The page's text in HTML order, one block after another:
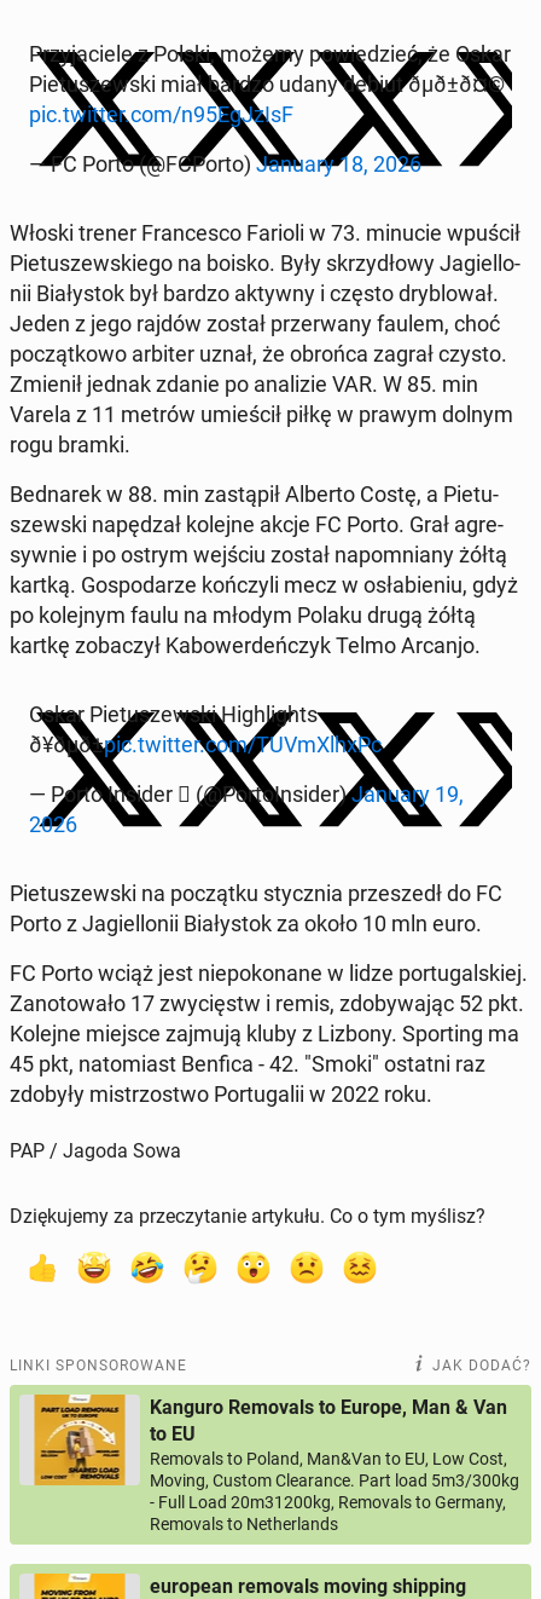
Przy­ja­cie­le z Polski, możemy po­wie­dzieć, że Oskar
Pie­tu­szew­ski miał bardzo udany debiut ðµð±ð¤©
pic.twitter.com/n95EgJzIsF
— FC Porto (@FCPorto)January 18, 2026
Włoski trener Fran­ce­sco Farioli w 73. minucie wpuścił
Pie­tu­szew­skie­go na boisko. Były skrzy­dło­wy Ja­giel­lo­
nii Bia­ły­stok był bardzo aktywny i często dry­blo­wał.
Jeden z jego rajdów został prze­rwa­ny faulem, choć
po­cząt­ko­wo arbiter uznał, że obrońca zagrał czysto.
Zmienił jednak zdanie po ana­li­zie VAR. W 85. min
Varela z 11 metrów umie­ścił piłkę w prawym dolnym
rogu bramki.
Bed­na­rek w 88. min za­stą­pił Alberto Costę, a Pie­tu­
szew­ski na­pę­dzał kolejne akcje FC Porto. Grał agre­
syw­nie i po ostrym wejściu został na­po­mnia­ny żółtą
kartką. Go­spo­da­rze koń­czy­li mecz w osła­bie­niu, gdyż
po ko­lej­nym faulu na młodym Polaku drugą żółtą
kartkę zo­ba­czył Ka­bo­wer­deń­czyk Telmo Arcanjo.
Oskar Pie­tu­szew­ski Hi­gh­li­ghts
ð¥ðµð±pic.twitter.com/TU­VmXl­hxPc
— Porto Insider  (@Por­to­In­si­der)January 19,
2026
Pie­tu­szew­ski na po­cząt­ku stycz­nia prze­szedł do FC
Porto z Ja­giel­lo­nii Bia­ły­stok za około 10 mln euro.
FC Porto wciąż jest nie­po­ko­na­ne w lidze por­tu­gal­skiej.
Za­no­to­wa­ło 17 zwy­cięstw i remis, zdo­by­wa­jąc 52 pkt.
Kolejne miejsce zajmują kluby z Lizbony. Spor­ting ma
45 pkt, na­to­miast Benfica - 42. "Smoki" ostatni raz
zdobyły mi­strzo­stwo Por­tu­ga­lii w 2022 roku.
PAP / Jagoda Sowa
Dziękujemy za przeczytanie artykułu. Co o tym myślisz?
LINKI SPONSOROWANE JAK DODAĆ?
Kanguro Removals to Europe, Man & Van
to EU
Removals to Poland, Man&Van to EU, Low Cost,
Moving, Custom Clearance. Part load 5m3/300kg
- Full Load 20m31200kg, Removals to Germany,
Removals to Netherlands
european removals moving shipping